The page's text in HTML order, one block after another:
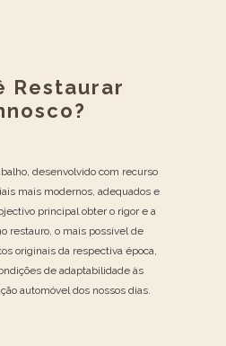
Restaurar
desenvolvido com recurso
mais modernos, adequados e
principal obter o rigor e a
restauro, o mais possível de
originais da respectiva época,
de adaptabilidade às
automóvel dos nossos dias.